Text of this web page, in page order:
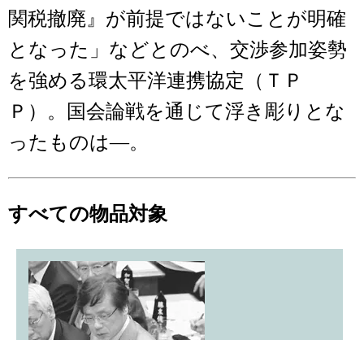
関税撤廃』が前提ではないことが明確
となった」などとのべ、交渉参加姿勢
を強める環太平洋連携協定（ＴＰ
Ｐ）。国会論戦を通じて浮き彫りとな
ったものは―。
すべての物品対象